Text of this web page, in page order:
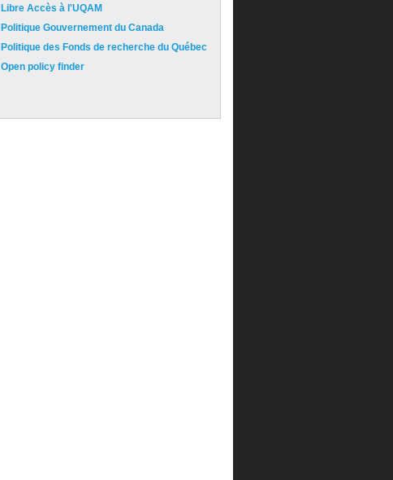
Libre Accès à l'UQAM
Politique Gouvernement du Canada
Politique des Fonds de recherche du Québec
Open policy finder